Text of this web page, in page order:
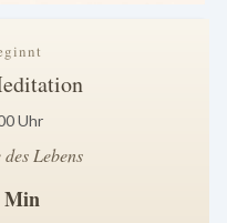
Uhr
Lebens
Min